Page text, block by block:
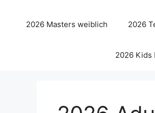
2026 Masters weiblich 2026
2026 Kids